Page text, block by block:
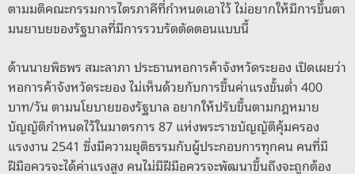
ตามมติคณะกรรมการไตรภาคีที่กำหนดเอาไว้ ไม่อยากให้มีการขึ้นตา
มนยาบยของรัฐบาลที่มีการรวบรัดตัดตอนแบบนี้
ด้านนายพิธพร สมะลาภา ประธานหอการค้าจังหวัดระยอง เปิดเผยว่า
หอการค้าจังหวัดระยอง ไม่เห็นด้วยกับการขึ้นค่าแรงขั้นต่ำ 400
บาท/วัน ตามนโยบายของรัฐบาล อยากให้ปรับขึ้นตามกฎหมาย
บัญญัติกำหนดไว้ในมาตรการ 87 แห่งพระราชบัญญัติคุ้มครอง
แรงงาน 2541 ซึ่งมีความยุติธรรมกับผู้ประกอบการทุกคน คนที่มี
ฝีมือควรจะได้ค่าแรงสูง คนไม่มีฝีมือควรจะพัฒนาขึ้นถึงจะถูกต้อง